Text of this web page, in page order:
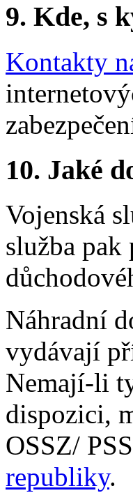
9. Kde, s
Kontakty
10. Jaké
Vojenská
služba
Náhradní
vydávají
Nemají-li
dispozici,
OSSZ/
republiky.